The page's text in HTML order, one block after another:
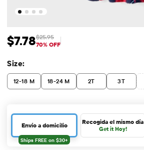
Precio de venta: $7.78
$7.78 Precio original: $25.95
$25.95
70% OFF
Size:
12-18 M 18-24 M 2T 3T
Envío a domicilio Recogida el mismo día
Get it Hoy!